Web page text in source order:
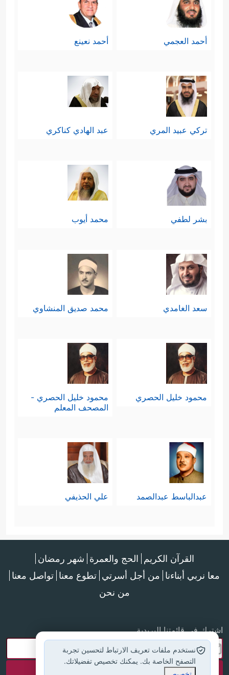
أحمد العجمي أحمد نعينع
تركي عبيد المري عبد الهادي كناكري
بشر لطفي محمد أيوب
سعد الغامدي محمد صديق المنشاوي
محمود خليل الحصري
محمود خليل الحصري -
المصحف المعلم
عبدالباسط عبدالصمد علي الحذيفي
القرآن الكريم الحج والعمرة شهر رمضان
معا نربي أبناءنا من أجل أسرتي تطوع معنا تواصل معنا
من نحن
اشترك في قائمتنا البريدية
نستخدم ملفات تعريف الارتباط لتحسين تجربة
التصفح الخاصة بك. يمكنك تخصيص تفضيلاتك.